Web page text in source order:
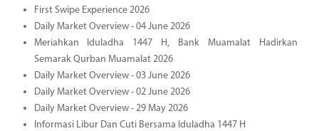
First Swipe Experience 2026
Daily Market Overview - 04 June 2026
Meriahkan Iduladha 1447 H, Bank Muamalat Hadirkan
Semarak Qurban Muamalat 2026
Daily Market Overview - 03 June 2026
Daily Market Overview - 02 June 2026
Daily Market Overview - 29 May 2026
Informasi Libur Dan Cuti Bersama Iduladha 1447 H